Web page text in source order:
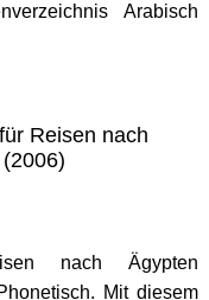
Arabisch
Reisen nach
nach Ägypten
Mit diesem